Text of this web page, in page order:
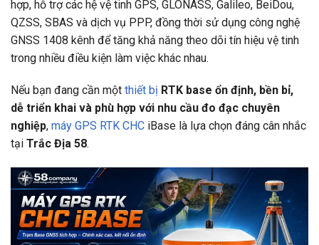
hợp, hỗ trợ các hệ vệ tinh GPS, GLONASS, Galileo, BeiDou,
QZSS, SBAS và dịch vụ PPP, đồng thời sử dụng công nghệ
GNSS 1408 kênh để tăng khả năng theo dõi tín hiệu vệ tinh
trong nhiều điều kiện làm việc khác nhau.
Nếu bạn đang cần một thiết bị RTK base ổn định, bền bỉ,
dễ triển khai và phù hợp với nhu cầu đo đạc chuyên
nghiệp, máy GPS RTK CHC iBase là lựa chọn đáng cân nhắc
tại Trắc Địa 58.